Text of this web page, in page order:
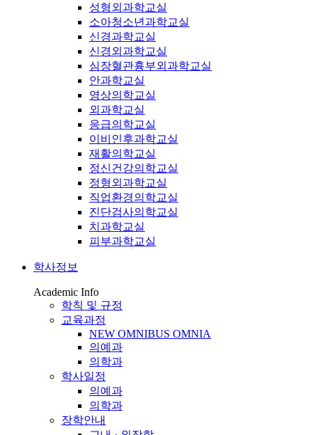
성형외과학교실
소아청소년과학교실
신경과학교실
신경외과학교실
심장혈관흉부외과학교실
안과학교실
영상의학교실
외과학교실
응급의학교실
이비인후과학교실
재활의학교실
정신건강의학교실
정형외과학교실
직업환경의학교실
진단검사의학교실
치과학교실
피부과학교실
학사정보
Academic Info
학칙 및 규정
교육과정
NEW OMNIBUS OMNIA
의예과
의학과
학사일정
의예과
의학과
장학안내